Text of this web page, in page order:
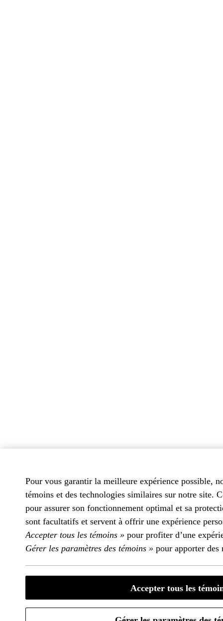
Pour vous garantir la meilleure expérience possible,
témoins et des technologies similaires sur notre site.
pour assurer son fonctionnement optimal et sa
sont facultatifs et servent à offrir une expérience
Accepter tous les témoins » pour profiter d’une
Gérer les paramètres des témoins » pour apporter
Accepter tous les